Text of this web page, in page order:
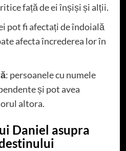
față de ei înșiși și alții.
pot fi afectați de îndoială
afecta încrederea lor în
: persoanele cu numele
și pot avea
altora.
Daniel asupra